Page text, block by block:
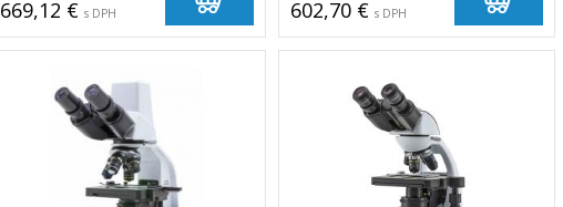
669,12 € s DPH 602,70 € s DPH